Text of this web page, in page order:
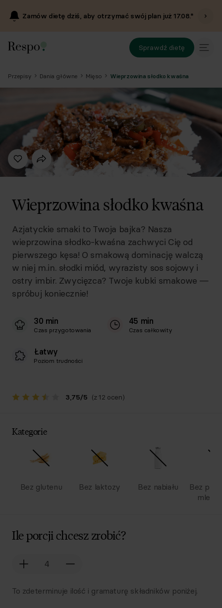
Zamów dietę dziś, aby otrzymać swój plan już17.08.*
Sprawdź dietę
Przepisy Dania główne Mięso Wieprzowina słodko kwaśna
Wieprzowina słodko kwaśna
Azjatyckie smaki to Twoja bajka? Nasza
wieprzowina słodko-kwaśna zachwyci Cię od
pierwszego kęsa! O smakową dominację walczą
w niej m.in. słodki miód, wyrazisty sos sojowy i
ostry imbir. Zwycięzca? Twoje kubki smakowe —
spróbuj koniecznie!
30 min
Czas przygotowania
45 min
Czas całkowity
Łatwy
Poziom trudności
3,75/5 (z 12 ocen)
Kategorie
Bez glutenu Bez laktozy Bez nabiału
Bez
Ile porcji chcesz zrobić?
To zdeterminuje ilość i gramaturę składników poniżej.